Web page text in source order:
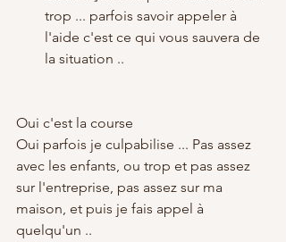
trop ... parfois savoir appeler à
l'aide c'est ce qui vous sauvera de
la situation ..
Oui c'est la course
Oui parfois je culpabilise ... Pas assez
avec les enfants, ou trop et pas assez
sur l'entreprise, pas assez sur ma
maison, et puis je fais appel à
quelqu'un ..